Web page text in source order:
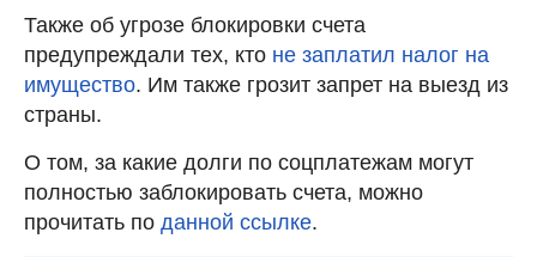
Также об угрозе блокировки счета
предупреждали тех, кто не заплатил налог на
имущество. Им также грозит запрет на выезд из
страны.
О том, за какие долги по соцплатежам могут
полностью заблокировать счета, можно
прочитать по данной ссылке.